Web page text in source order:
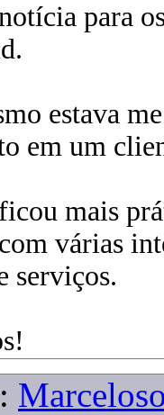
para
estava
em um
mais
várias
serviços.